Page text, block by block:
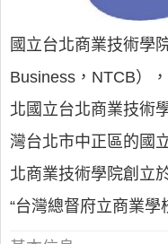
國立台北商業技術學
Business，NTCB）
北國立台北商業技術
灣台北市中正區的國
北商業技術學院創立
“台灣總督府立商業學